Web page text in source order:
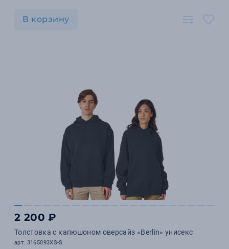
В корзину
2 200 ₽
Толстовка с капюшоном оверсайз «Berlin» унисекс
арт. 3165093XS-S